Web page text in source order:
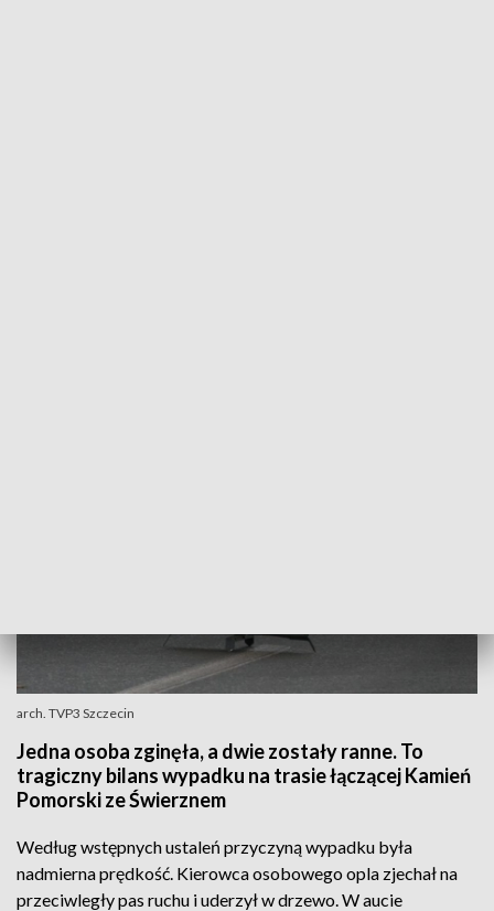
arch. TVP3 Szczecin
Jedna osoba zginęła, a dwie zostały ranne. To
tragiczny bilans wypadku na trasie łączącej Kamień
Pomorski ze Świerznem
Według wstępnych ustaleń przyczyną wypadku była
nadmierna prędkość. Kierowca osobowego opla zjechał na
przeciwległy pas ruchu i uderzył w drzewo. W aucie